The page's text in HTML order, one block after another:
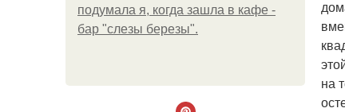
подумала я, когда зашла в кафе -
бар "слезы березы".
на